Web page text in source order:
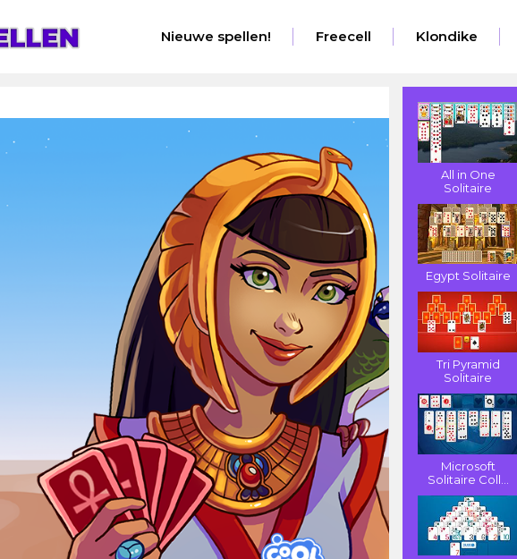
Nieuwe spellen! Freecell Klondike
All in One
Solitaire
Egypt Solitaire
Tri Pyramid
Solitaire
Microsoft
Solitaire Coll...